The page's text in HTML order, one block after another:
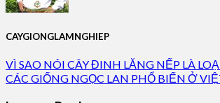
CAYGIONGLAMNGHIEP
VÌ SAO NÓI CÂY ĐINH LĂNG NẾP LÀ
CÁC GIỐNG NGỌC LAN PHỔ BIẾN Ở